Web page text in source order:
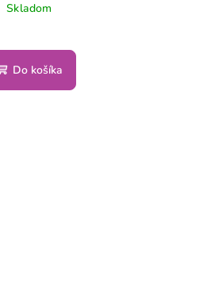
Skladom
Do košíka